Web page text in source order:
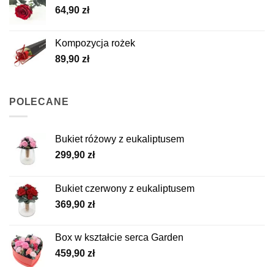
64,90 zł
Kompozycja rożek
89,90 zł
POLECANE
Bukiet różowy z eukaliptusem
299,90 zł
Bukiet czerwony z eukaliptusem
369,90 zł
Box w kształcie serca Garden
459,90 zł